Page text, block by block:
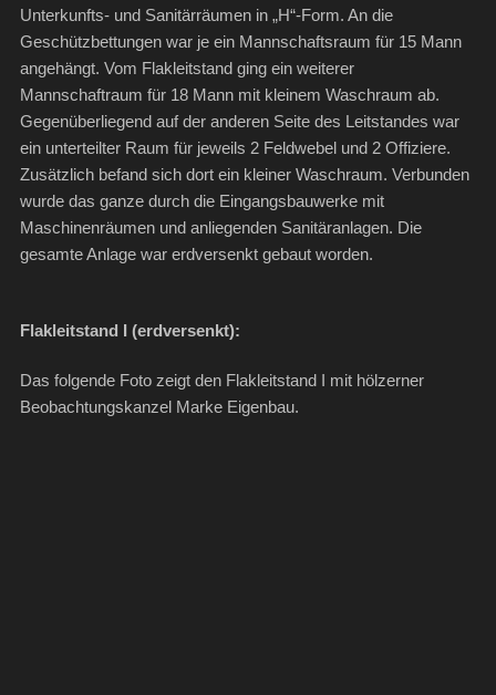
Unterkunfts- und Sanitärräumen in „H“-Form. An die
Geschützbettungen war je ein Mannschaftsraum für 15 Mann
angehängt. Vom Flakleitstand ging ein weiterer
Mannschaftraum für 18 Mann mit kleinem Waschraum ab.
Gegenüberliegend auf der anderen Seite des Leitstandes war
ein unterteilter Raum für jeweils 2 Feldwebel und 2 Offiziere.
Zusätzlich befand sich dort ein kleiner Waschraum. Verbunden
wurde das ganze durch die Eingangsbauwerke mit
Maschinenräumen und anliegenden Sanitäranlagen. Die
gesamte Anlage war erdversenkt gebaut worden.
Flakleitstand I (erdversenkt):
Das folgende Foto zeigt den Flakleitstand I mit hölzerner
Beobachtungskanzel Marke Eigenbau.